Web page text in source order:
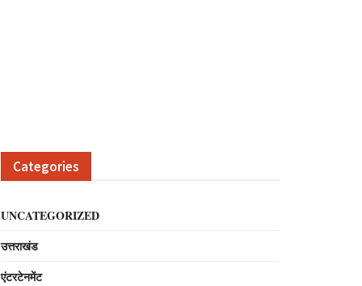
Categories
UNCATEGORIZED
उत्तराखंड
एंटरटेनमेंट